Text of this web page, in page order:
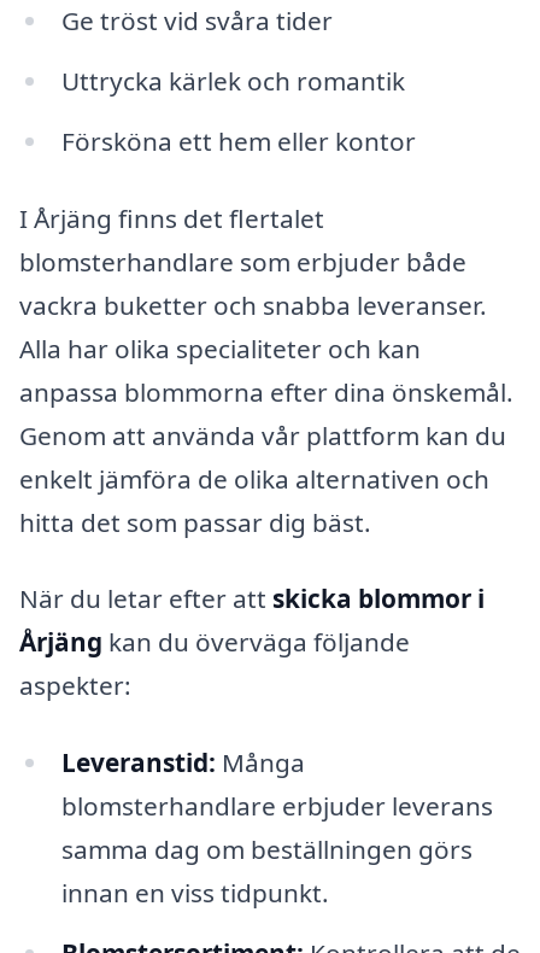
Ge tröst vid svåra tider
Uttrycka kärlek och romantik
Försköna ett hem eller kontor
I Årjäng finns det flertalet
blomsterhandlare som erbjuder både
vackra buketter och snabba leveranser.
Alla har olika specialiteter och kan
anpassa blommorna efter dina önskemål.
Genom att använda vår plattform kan du
enkelt jämföra de olika alternativen och
hitta det som passar dig bäst.
När du letar efter att skicka blommor i
Årjäng kan du överväga följande
aspekter:
Leveranstid: Många
blomsterhandlare erbjuder leverans
samma dag om beställningen görs
innan en viss tidpunkt.